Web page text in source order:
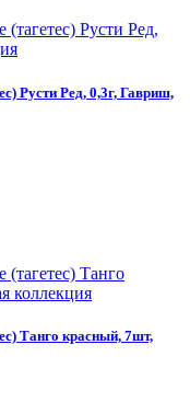
Русти Ред, 0,3г, Гавриш,
Танго красный, 7шт,